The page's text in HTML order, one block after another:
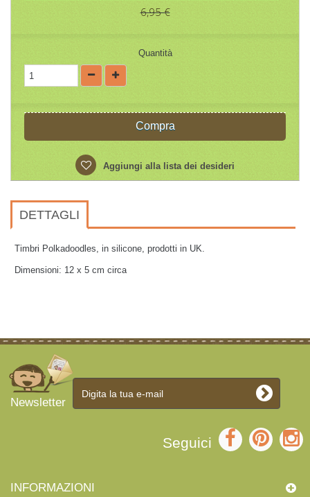
6,95 €
Quantità
Compra
Aggiungi alla lista dei desideri
DETTAGLI
Timbri Polkadoodles, in silicone, prodotti in UK.
Dimensioni: 12 x 5 cm circa
Newsletter
Seguici
INFORMAZIONI